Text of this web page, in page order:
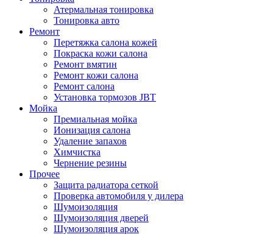
Атермальная тонировка
Тонировка авто
Ремонт
Перетяжка салона кожей
Покраска кожи салона
Ремонт вмятин
Ремонт кожи салона
Ремонт салона
Установка тормозов JBT
Мойка
Премиальная мойка
Ионизация салона
Удаление запахов
Химчистка
Чернение резины
Прочее
Защита радиатора сеткой
Проверка автомобиля у дилера
Шумоизоляция
Шумоизоляция дверей
Шумоизоляция арок